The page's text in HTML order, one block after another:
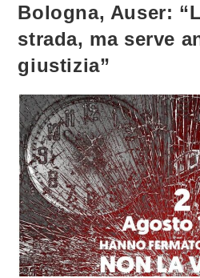
Bologna, Auser:
strada, ma serve
giustizia”